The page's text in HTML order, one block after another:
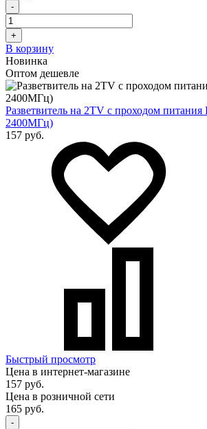
-
+
В корзину
Новинка
Оптом дешевле
Разветвитель на 2TV c проходом
2400МГц)
157 руб.
Быстрый просмотр
Цена в интернет-магазине
157 руб.
Цена в розничной сети
165 руб.
-